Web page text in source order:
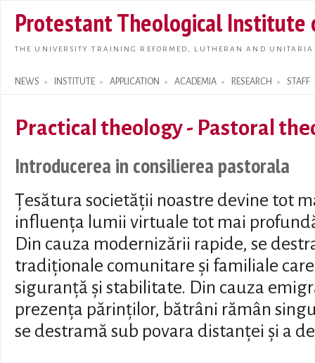
main
Protestant Theological Institute
THE UNIVERSITY TRAINING REFORMED, LUTHERAN AND
NEWS INSTITUTE APPLICATION ACADEMIA RESEARCH STAFF
Search form
Practical theology - Pastoral
Introducerea in consilierea pastorala
Țesătura societății noastre devine tot
influența lumii virtuale tot mai
Din cauza modernizării rapide, se
tradiționale comunitare și familiale
siguranță și stabilitate. Din cauza
prezența părinților, bătrâni rămân
se destramă sub povara distanței și a